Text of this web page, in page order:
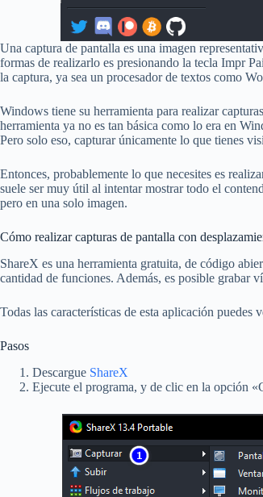
Una captura de pantalla es una imagen
formas de realizarlo es presionando la tecla Impr
la captura, ya sea un procesador de textos como
Windows tiene su herramienta para realizar
herramienta ya no es tan básica como lo era en
Pero solo eso, capturar únicamente lo que tienes
Entonces, probablemente lo que necesites es
suele ser muy útil al intentar mostrar todo el
pero en una solo imagen.
Cómo realizar capturas de pantalla con
ShareX es una herramienta gratuita, de código
cantidad de funciones. Además, es posible grabar
Todas las características de esta aplicación puedes
Pasos
Descargue ShareX
Ejecute el programa, y de clic en la opción